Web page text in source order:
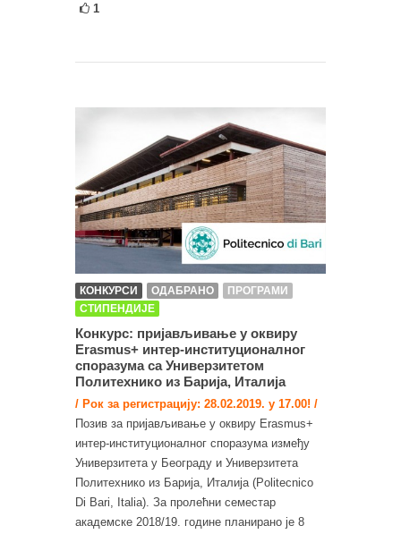
1
КОНКУРСИ ОДАБРАНО
ПРОГРАМИ
СТИПЕНДИЈЕ
Конкурс: пријављивање у оквиру
Erasmus+ интер-институционалног
споразума са Универзитетом
Политехнико из Барија, Италија
/ Рок за регистрацију: 28.02.2019. у 17.00! /
Позив за пријављивање у оквиру Erasmus+
интер-институционалног споразума између
Универзитета у Београду и Универзитета
Политехнико из Барија, Италија (Politecnico
Di Bari, Italia). За пролећни семестар
академске 2018/19. године планирано је 8